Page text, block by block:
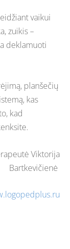
vaikui
zuikis –
deklamuoti
planšečių
kas
kad
Viktorija
Bartkevičienė